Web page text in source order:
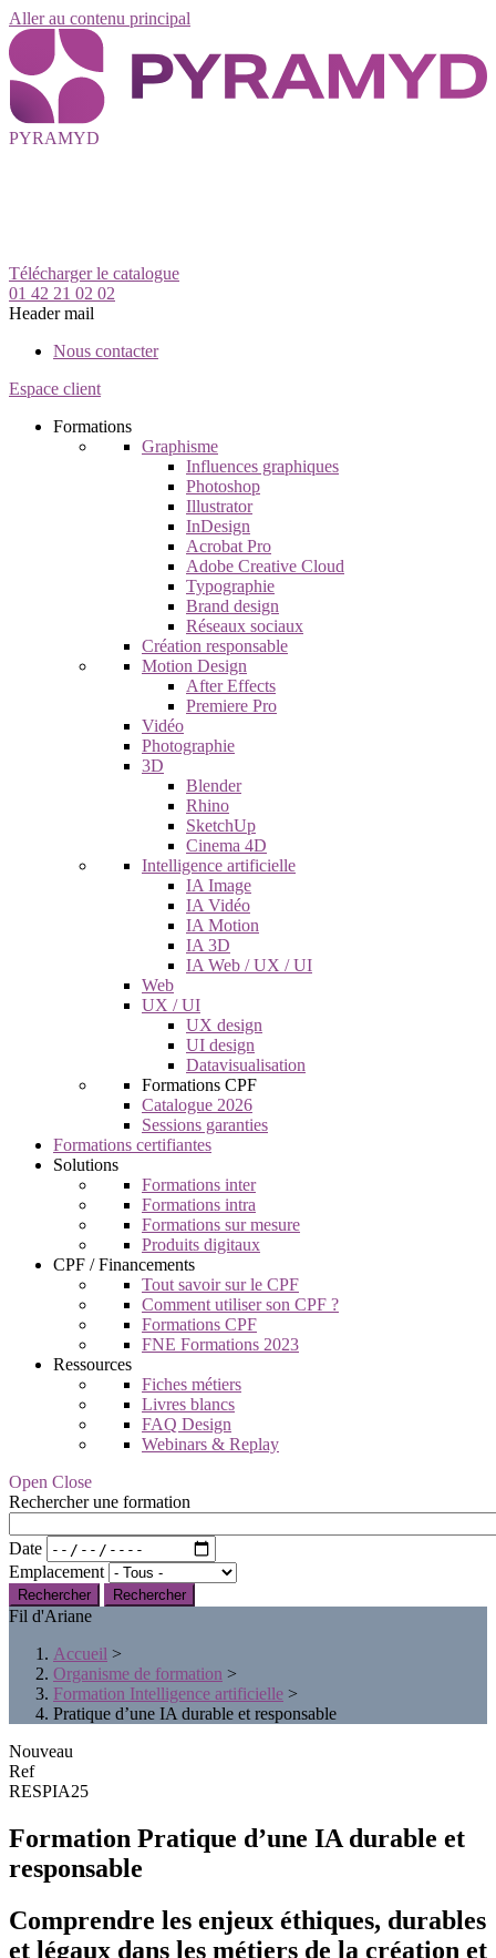
Aller au contenu principal
PYRAMYD
Télécharger le catalogue
01 42 21 02 02
Header mail
Nous contacter
Espace client
Formations
Graphisme
Influences graphiques
Photoshop
Illustrator
InDesign
Acrobat Pro
Adobe Creative Cloud
Typographie
Brand design
Réseaux sociaux
Création responsable
Motion Design
After Effects
Premiere Pro
Vidéo
Photographie
3D
Blender
Rhino
SketchUp
Cinema 4D
Intelligence artificielle
IA Image
IA Vidéo
IA Motion
IA 3D
IA Web / UX / UI
Web
UX / UI
UX design
UI design
Datavisualisation
Formations CPF
Catalogue 2026
Sessions garanties
Formations certifiantes
Solutions
Formations inter
Formations intra
Formations sur mesure
Produits digitaux
CPF / Financements
Tout savoir sur le CPF
Comment utiliser son CPF ?
Formations CPF
FNE Formations 2023
Ressources
Fiches métiers
Livres blancs
FAQ Design
Webinars & Replay
Open Close
Rechercher une formation
Date
Emplacement
Rechercher
Fil d'Ariane
Accueil >
Organisme de formation >
Formation Intelligence artificielle >
Pratique d’une IA durable et responsable
Nouveau
Ref
RESPIA25
Formation Pratique d’une IA durable et
responsable
Comprendre les enjeux éthiques, durables
et légaux dans les métiers de la création et